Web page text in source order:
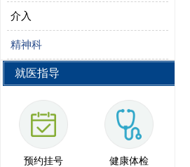
介入
精神科
就医指导
预约挂号 健康体检